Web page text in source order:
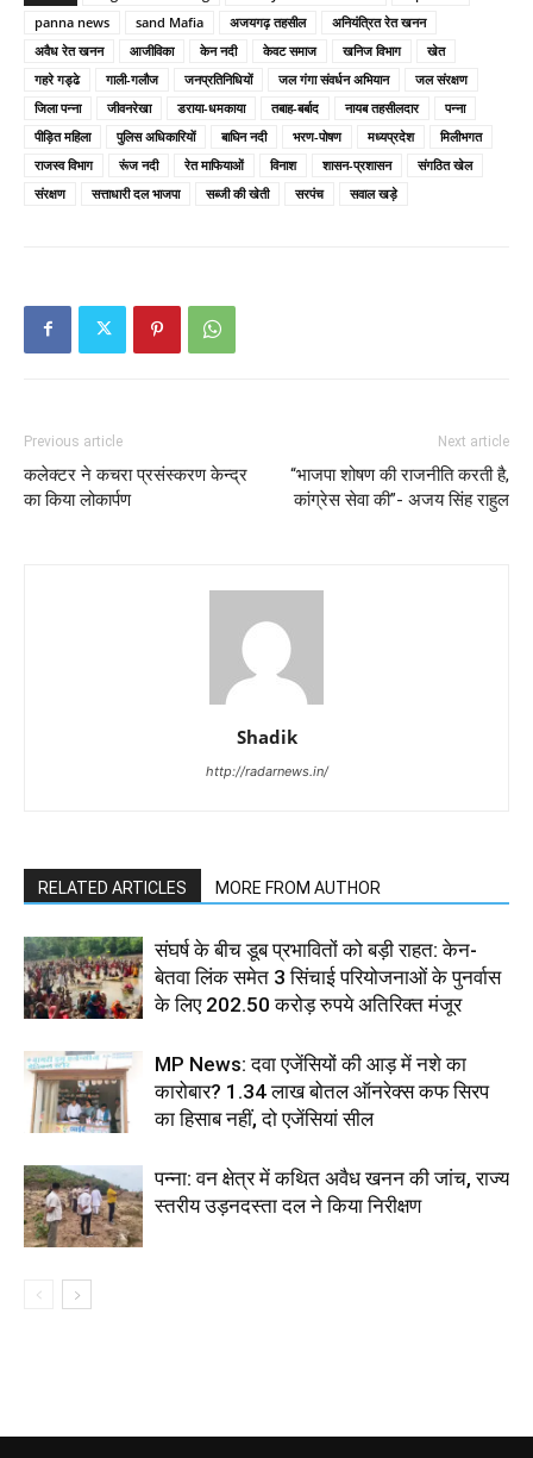
panna news
sand Mafia अजयगढ़ तहसील
अनियंत्रित रेत खनन
अवैध रेत खनन
आजीविका केन नदी केवट समाज खनिज विभाग
खेत
गहरे गड्ढे
गाली-गलौज जनप्रतिनिधियों जल गंगा संवर्धन अभियान
जल संरक्षण
जिला पन्ना
जीवनरेखा डराया-धमकाया तबाह-बर्बाद नायब तहसीलदार
पन्ना
पीड़ित महिला
पुलिस अधिकारियों बाघिन नदी भरण-पोषण मध्यप्रदेश
मिलीभगत
राजस्व विभाग
रूंज नदी रेत माफियाओं विनाश शासन-प्रशासन
संगठित खेल
संरक्षण
सत्ताधारी दल भाजपा सब्जी की खेती सरपंच सवाल खड़े
Previous article
कलेक्टर ने कचरा प्रसंस्करण केन्द्र
का किया लोकार्पण
Next article
“भाजपा शोषण की राजनीति करती है,
कांग्रेस सेवा की”- अजय सिंह राहुल
Shadik
http://radarnews.in/
RELATED ARTICLES MORE FROM AUTHOR
संघर्ष के बीच डूब प्रभावितों को बड़ी राहत: केन-
बेतवा लिंक समेत 3 सिंचाई परियोजनाओं के पुनर्वास
के लिए 202.50 करोड़ रुपये अतिरिक्त मंजूर
MP News: दवा एजेंसियों की आड़ में नशे का
कारोबार? 1.34 लाख बोतल ऑनरेक्स कफ सिरप
का हिसाब नहीं, दो एजेंसियां सील
पन्ना: वन क्षेत्र में कथित अवैध खनन की जांच, राज्य
स्तरीय उड़नदस्ता दल ने किया निरीक्षण